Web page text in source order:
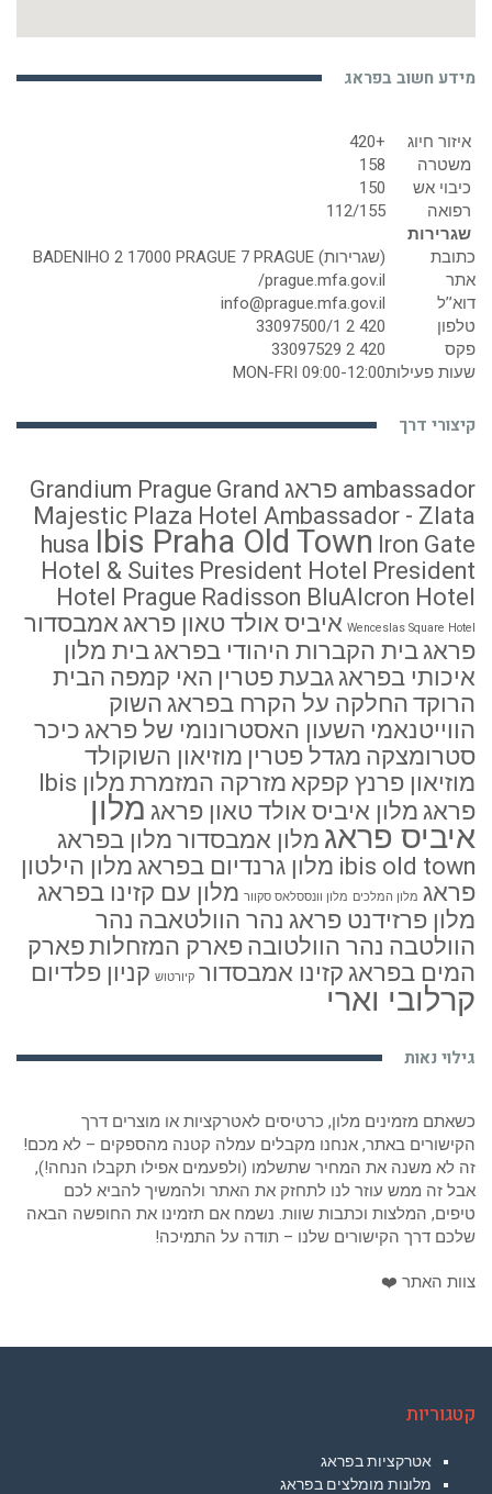
מידע חשוב בפראג
איזור חיוג
+420
משטרה
158
כיבוי אש
150
רפואה
112/155
שגרירות
כתובת
(שגרירות) BADENIHO 2 17000 PRAGUE 7 PRAGUE
אתר
prague.mfa.gov.il/
דוא’’ל
info@prague.mfa.gov.il
טלפון
420 2 33097500/1
פקס
420 2 33097529
שעות פעילותMON-FRI 09:00-12:00
קיצורי דרך
ambassador פראג Grandium Prague Grand
Majestic Plaza Hotel Ambassador - Zlata
husa Ibis Praha Old Town Iron Gate
Hotel & Suites President Hotel President
Hotel Prague Radisson BluAlcron Hotel
Wenceslas Square Hotel איביס אולד טאון פראג אמבסדור
פראג בית הקברות היהודי בפראג בית מלון
איכותי בפראג גבעת פטרין האי קמפה הבית
הרוקד החלקה על הקרח בפראג השוק
הווייטנאמי השעון האסטרונומי של פראג כיכר
סטרומצקה מגדל פטרין מוזיאון השוקולד
מוזיאון פרנץ קפקא מזרקה המזמרת
מלון Ibis
פראג מלון איביס אולד טאון פראג מלון
איביס פראג מלון אמבסדור מלון בפראג
ibis old town מלון גרנדיום בפראג מלון הילטון
פראג מלון המלכים מלון וונססלאס סקוור מלון עם קזינו בפראג
מלון פרזידנט פראג נהר הוולטאבה נהר
הוולטבה נהר הוולטובה פארק המזחלותפארק
המים בפראג קזינו אמבסדור קיורטוש קניון פלדיום
קרלובי וארי
גילוי נאות
כשאתם מזמינים מלון, כרטיסים לאטרקציות או מוצרים דרך
הקישורים באתר, אנחנו מקבלים עמלה קטנה מהספקים – לא מכם!
זה לא משנה את המחיר שתשלמו (ולפעמים אפילו תקבלו הנחה!),
אבל זה ממש עוזר לנו לתחזק את האתר ולהמשיך להביא לכם
טיפים, המלצות וכתבות שוות. נשמח אם תזמינו את החופשה הבאה
שלכם דרך הקישורים שלנו – תודה על התמיכה!
צוות האתר ❤️
קטגוריות
אטרקציות בפראג
מלונות מומלצים בפראג